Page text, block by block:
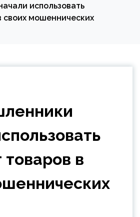
использовать
своих мошеннических
в